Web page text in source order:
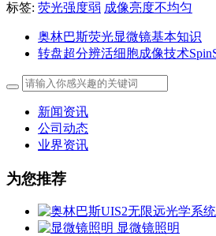
标签: 荧光强度弱 成像亮度不均匀
奥林巴斯荧光显微镜基本知识
转盘超分辨活细胞成像技术
新闻资讯
公司动态
业界资讯
为您推荐
显微镜照明